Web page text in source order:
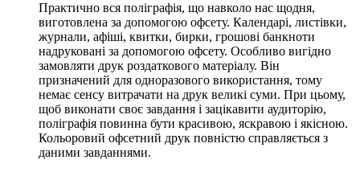
Практично вся поліграфія, що навколо нас щодня,
виготовлена ​​за допомогою офсету. Календарі, листівки,
журнали, афіші, квитки, бирки, грошові банкноти
надруковані за допомогою офсету. Особливо вигідно
замовляти друк роздаткового матеріалу. Він
призначений для одноразового використання, тому
немає сенсу витрачати на друк великі суми. При цьому,
щоб виконати своє завдання і зацікавити аудиторію,
поліграфія повинна бути красивою, яскравою і якісною.
Кольоровий офсетний друк повністю справляється з
даними завданнями.